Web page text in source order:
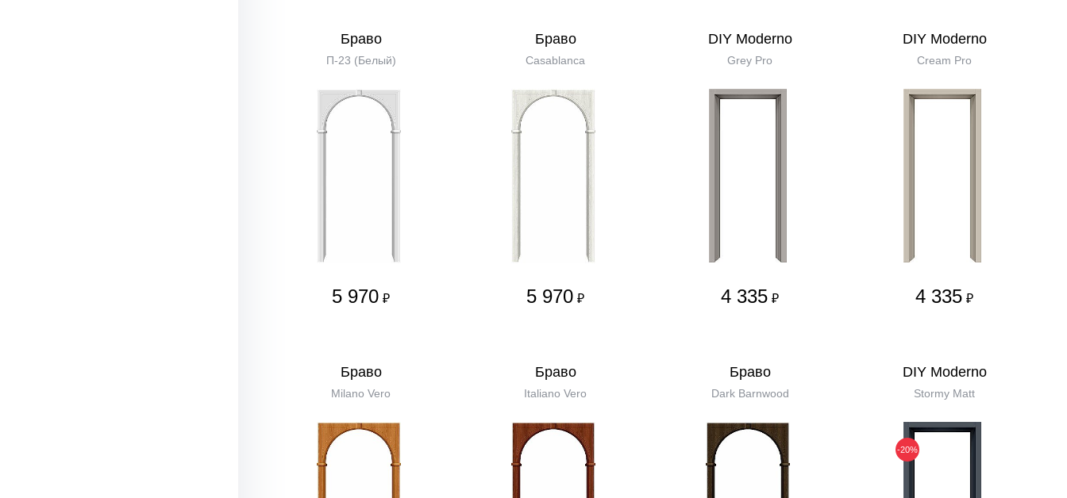
Бравo
П-23 (Белый)
5 970 ₽
Бравo
Casablanca
5 970 ₽
DIY Moderno
Grey Pro
4 335 ₽
DIY Moderno
Cream Pro
4 335 ₽
Бравo
Milano Vero
Бравo
Italiano Vero
Бравo
Dark Barnwood
DIY Moderno
Stormy Matt
-20%